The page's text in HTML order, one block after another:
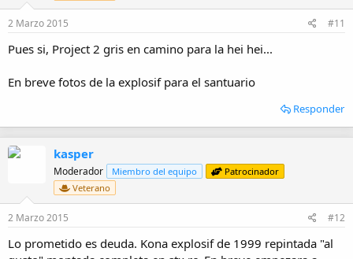
2 Marzo 2015 #11
Pues si, Project 2 gris en camino para la hei hei...
En breve fotos de la explosif para el santuario
Responder
kasper
Moderador Miembro del equipo
Patrocinador
Veterano
2 Marzo 2015 #12
Lo prometido es deuda. Kona explosif de 1999 repintada "al